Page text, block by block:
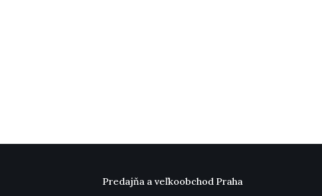
Predajňa a veľkoobchod Praha